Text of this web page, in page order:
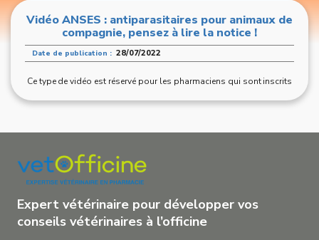
Vidéo ANSES : antiparasitaires pour animaux de
compagnie, pensez à lire la notice !
Date de publication : 28/07/2022
Ce type de vidéo est réservé pour les pharmaciens qui sont inscrits
Expert vétérinaire pour développer vos
conseils vétérinaires à l’officine